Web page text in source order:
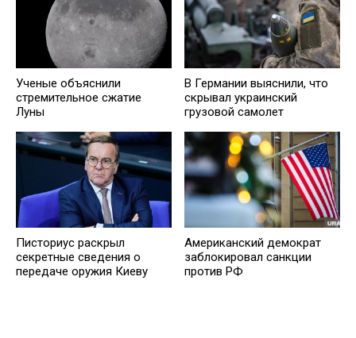
Ученые объяснили
стремительное сжатие
Луны
В Германии выяснили, что
скрывал украинский
грузовой самолет
Писториус раскрыл
секретные сведения о
передаче оружия Киеву
Американский демократ
заблокировал санкции
против РФ